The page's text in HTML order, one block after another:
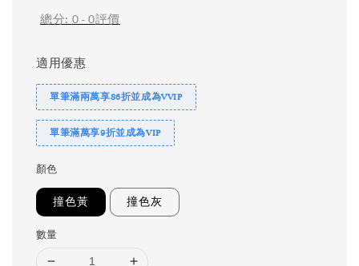
總分: 0 - 0評價
適用優惠
單筆滿兩萬享86折並成為VVIP
單筆滿萬享9折並成為VIP
顏色
撞色黃 撞色灰
數量